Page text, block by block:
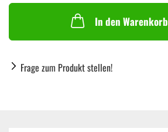
In den Warenkorb
Frage zum Produkt stellen!